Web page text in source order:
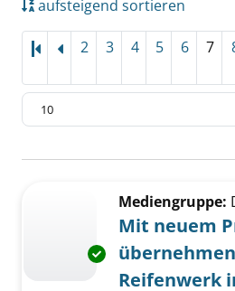
aufsteigend sortieren
2 3 4 5 6 7
Zu den Suchfiltern springen
Exemplar-Details
Mediengruppe:
Mit neuem
Reifenwerk